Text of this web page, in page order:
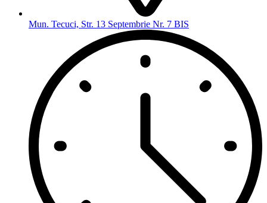
Mun. Tecuci, Str. 13 Septembrie Nr. 7 BIS